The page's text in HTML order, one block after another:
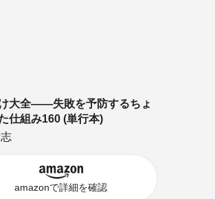
大全――失敗を予防するちょ
仕組み160 (単行本)
amazonで詳細を確認